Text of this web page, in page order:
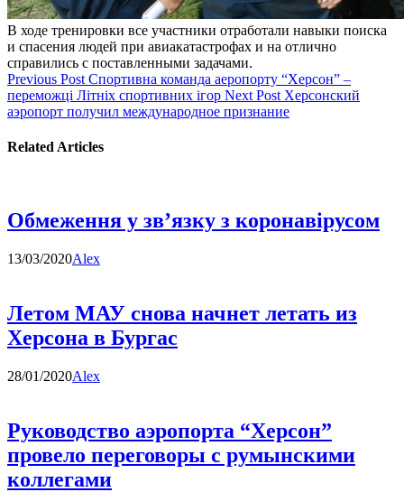
В ходе тренировки все участники отработали навыки поиска
и спасения людей при авиакатастрофах и на отлично
справились с поставленными задачами.
Previous Post Спортивна команда аеропорту “Херсон” –
переможці Літніх спортивних ігор Next Post Херсонский
аэропорт получил международное признание
Related Articles
Обмеження у зв’язку з коронавірусом
13/03/2020Alex
Летом МАУ снова начнет летать из
Херсона в Бургас
28/01/2020Alex
Руководство аэропорта “Херсон”
провело переговоры с румынскими
коллегами